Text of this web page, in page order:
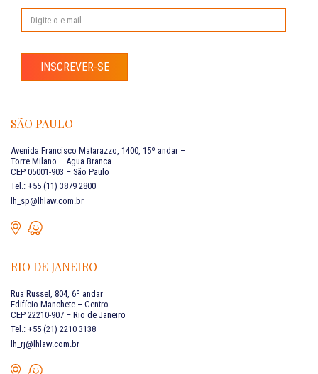
INSCREVER-SE
SÃO PAULO
Avenida Francisco Matarazzo, 1400, 15º andar –
Torre Milano – Água Branca
CEP 05001-903 – São Paulo
Tel.: +55 (11) 3879 2800
lh_sp@lhlaw.com.br
RIO DE JANEIRO
Rua Russel, 804, 6º andar
Edifício Manchete – Centro
CEP 22210-907 – Rio de Janeiro
Tel.: +55 (21) 2210 3138
lh_rj@lhlaw.com.br